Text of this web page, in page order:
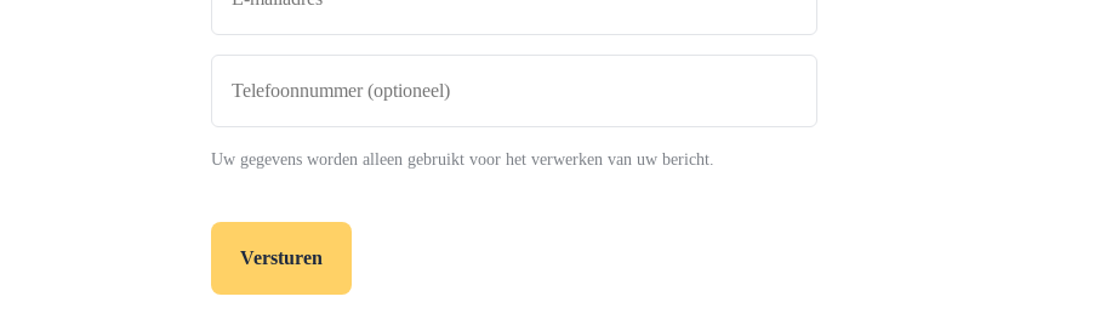
Uw gegevens worden alleen gebruikt voor het verwerken van uw bericht.